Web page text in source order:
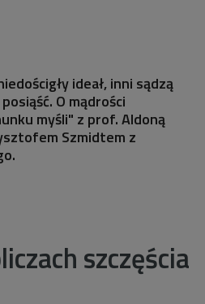
ideał, inni sądzą
O mądrości
myśli" z prof. Aldoną
Szmidtem z
szczęścia